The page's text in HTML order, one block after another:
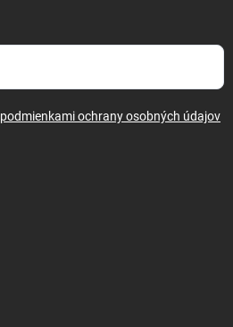
podmienkami ochrany osobných údajov